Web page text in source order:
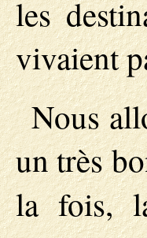
les
vivaient
Nous
un très
la fois,